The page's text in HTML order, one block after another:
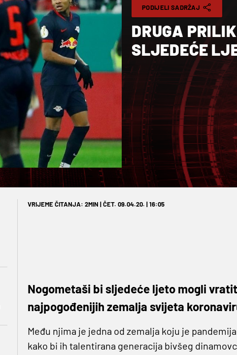
PODIJELI SADRŽAJ
DRUGA
SLJEDEĆE
VRIJEME ČITANJA: 2MIN | ČET. 09.04.20. | 16:05
Nogometaši bi sljedeće ljeto mogli
najpogođenijih zemalja svijeta
Među njima je jedna od zemalja koju je
kako bi ih talentirana generacija bivšeg